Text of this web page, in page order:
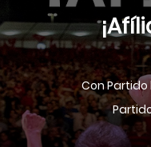
Con Partido